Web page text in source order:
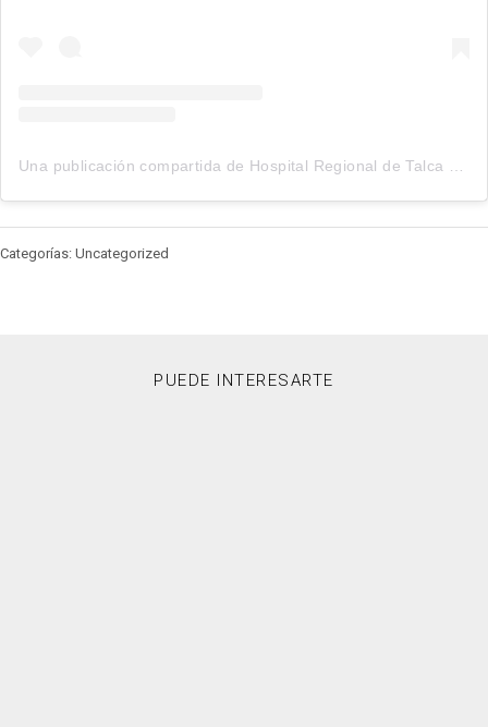
Categorías: Uncategorized
PUEDE INTERESARTE